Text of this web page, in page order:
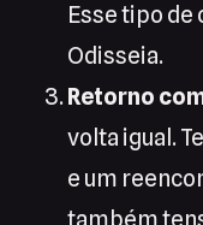
Esse tipo de
Odisseia.
Retorno
volta igual.
e um
também